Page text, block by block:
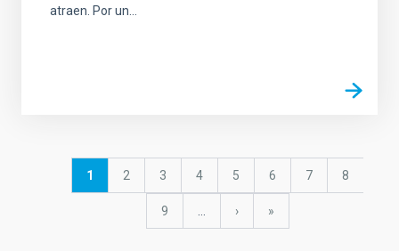
atraen. Por un...
Current
1 Page
2 Page
3 Page
4 Page
5 Page
6 Page
7 Page
8
Page
9
Next
›
last
»